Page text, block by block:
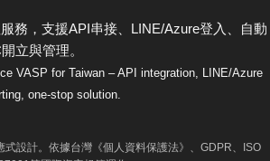
務，支援API串接、LINE/Azure登入、自動
立與管理。
VASP for Taiwan – API integration, LINE/Azure
one-stop solution.
式設計。依據台灣《個人資料保護法》、GDPR、ISO